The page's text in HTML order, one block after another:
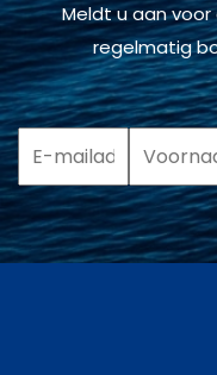
Meldt u aan
regelmatig